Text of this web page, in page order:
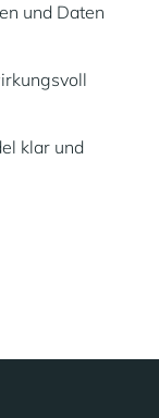
und Daten
klar und